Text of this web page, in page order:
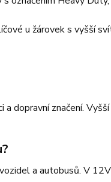
u žárovek s vyšší
dopravní značení.
a autobusů. V